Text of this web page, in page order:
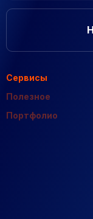
Сервисы
Полезное
Портфолио